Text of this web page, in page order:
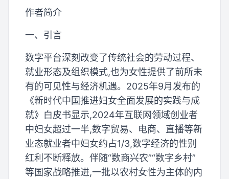
作者简介
一、引言
数字平台深刻改变了传统社会的劳动过程、
就业形态及组织模式,也为女性提供了前所未
有的可见性与经济机遇。2025年9月发布的
《新时代中国推进妇女全面发展的实践与成
就》白皮书显示,2024年互联网领域创业者
中妇女超过一半,数字贸易、电商、直播等新
业态就业者中妇女约占1/3,数字经济的性别
红利不断释放。伴随“数商兴农”“数字乡村”
等国家战略推进,一批以农村女性为主体的内